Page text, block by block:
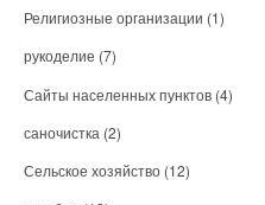
Религиозные организации (1)
рукоделие (7)
Сайты населенных пунктов (4)
саночистка (2)
Сельское хозяйство (12)